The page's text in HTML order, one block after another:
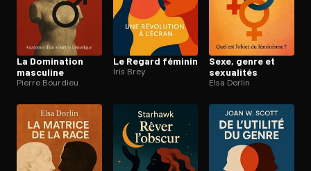
La Domination
masculine
Pierre Bourdieu
Le Regard féminin
Iris Brey
Sexe, genre et
sexualités
Elsa Dorlin